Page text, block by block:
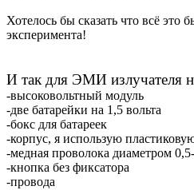
Хотелось бы сказать что всё это
эксперимента!
И так для ЭМИ излучателя
-высоковольтный модуль
-две батарейки на 1,5 вольта
-бокс для батареек
-корпус, я использую
-медная проволока диаметром
-кнопка без фиксатора
-провода